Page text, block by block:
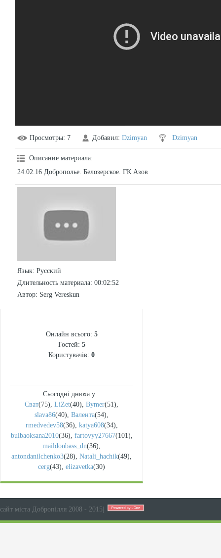
Просмотры: 7 Добавил: Dzimyan Dzimyan
Описание материала:
24.02.16 Доброполье. Белозерское. ГК Азов
Язык: Русский
Длительность материала: 00:02:52
Автор: Serg Vereskun
Онлайн всього: 5
Гостей: 5
Користувачів: 0
Сьогодні днюха у...
Сват(75), LiZet(40), Bymer(51),
slava86(40), Валента(54),
rmedvedev58(36), katya608(34),
bulbaoksana2010(36), fartovyy27667(101),
maildonbass_dn(36),
antondanilchenko3(28), Natali_hachik(49),
cerg(43), elizavetka(30)
сайт міста Добропілля 2008 - 2015